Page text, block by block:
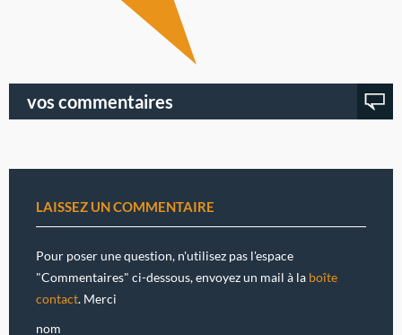
vos commentaires
LAISSEZ UN COMMENTAIRE
Pour poser une question, n'utilisez pas l'espace
"Commentaires" ci-dessous, envoyez un mail à la boîte
contact. Merci
nom